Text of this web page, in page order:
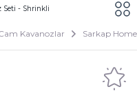
Kavanozlar Sarkap